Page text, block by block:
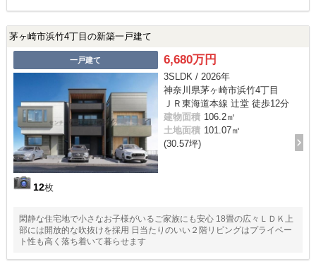
茅ヶ崎市浜竹4丁目の新築一戸建て
一戸建て
12枚
6,680万円
3SLDK / 2026年
神奈川県茅ヶ崎市浜竹4丁目
ＪＲ東海道本線 辻堂 徒歩12分
建物面積 106.2㎡
土地面積 101.07㎡
(30.57坪)
閑静な住宅地で小さなお子様がいるご家族にも安心 18畳の広々ＬＤＫ上
部には開放的な吹抜けを採用 日当たりのいい２階リビングはプライベー
ト性も高く落ち着いて暮らせます